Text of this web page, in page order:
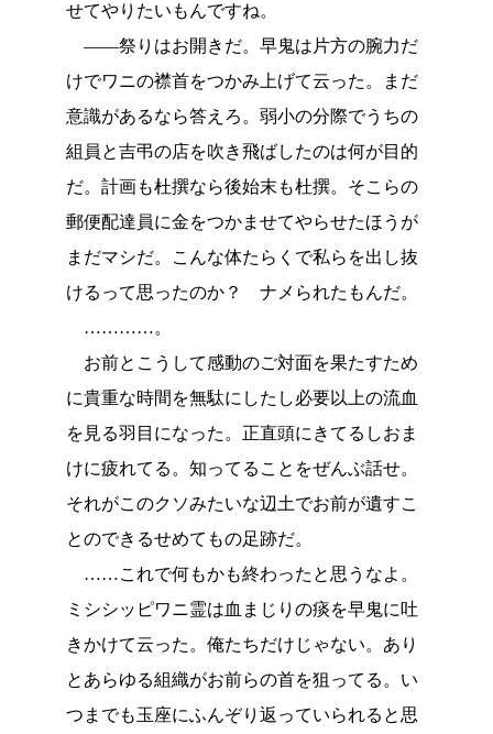
せてやりたいもんですね。
――祭りはお開きだ。早鬼は片方の腕力だ
けでワニの襟首をつかみ上げて云った。まだ
意識があるなら答えろ。弱小の分際でうちの
組員と吉弔の店を吹き飛ばしたのは何が目的
だ。計画も杜撰なら後始末も杜撰。そこらの
郵便配達員に金をつかませてやらせたほうが
まだマシだ。こんな体たらくで私らを出し抜
けるって思ったのか？ ナメられたもんだ。
…………。
お前とこうして感動のご対面を果たすため
に貴重な時間を無駄にしたし必要以上の流血
を見る羽目になった。正直頭にきてるしおま
けに疲れてる。知ってることをぜんぶ話せ。
それがこのクソみたいな辺土でお前が遺すこ
とのできるせめてもの足跡だ。
……これで何もかも終わったと思うなよ。
ミシシッピワニ霊は血まじりの痰を早鬼に吐
きかけて云った。俺たちだけじゃない。あり
とあらゆる組織がお前らの首を狙ってる。い
つまでも玉座にふんぞり返っていられると思